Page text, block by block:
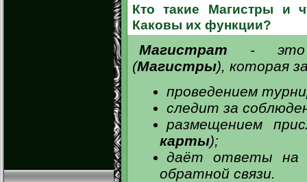
Кто такие Магистры и
Каковы их функции?
Магистрат - это
(Магистры), которая
проведением
следит за
размещением
карты);
даёт ответы на
обратной связи.